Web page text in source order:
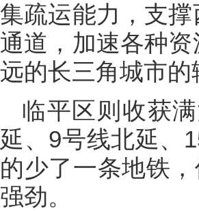
集疏运能力，支
通道，加速各种
远的长三角城市
临平区则收获
延、9号线北延、
的少了一条地铁
强劲。